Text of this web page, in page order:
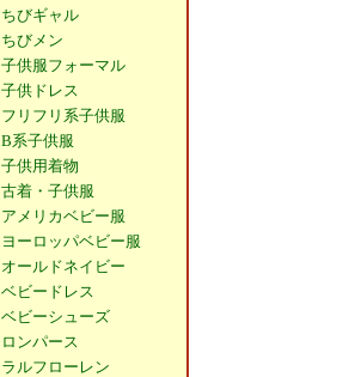
ちびギャル
ちびメン
子供服フォーマル
子供ドレス
フリフリ系子供服
B系子供服
子供用着物
古着・子供服
アメリカベビー服
ヨーロッパベビー服
オールドネイビー
ベビードレス
ベビーシューズ
ロンパース
ラルフローレン